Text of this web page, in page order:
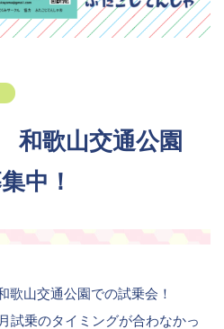
和歌山交通公園
中！
歌山交通公園での試乗会！
試乗のタイミングが合わなかっ